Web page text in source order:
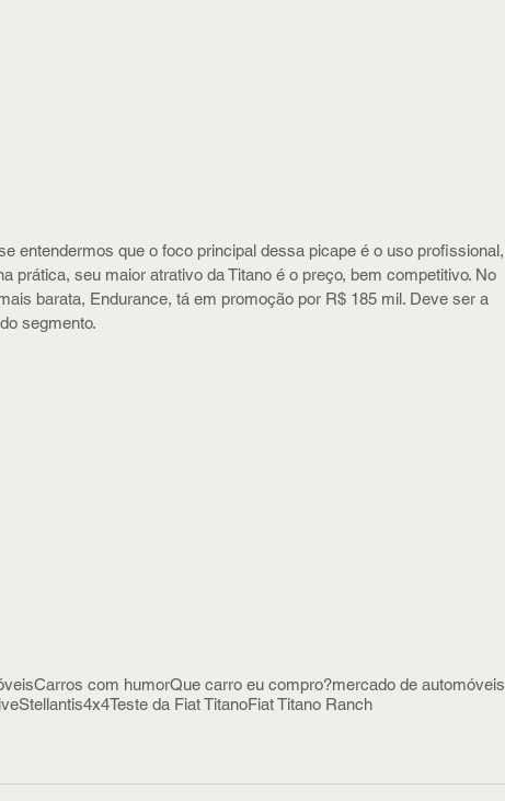
entendermos que o foco principal dessa picape é o uso profissional,
prática, seu maior atrativo da Titano é o preço, bem competitivo. No
barata, Endurance, tá em promoção por R$ 185 mil. Deve ser a
segmento.
Carros com humorQue carro eu compro?mercado de automóveis
Stellantis4x4Teste da Fiat TitanoFiat Titano Ranch